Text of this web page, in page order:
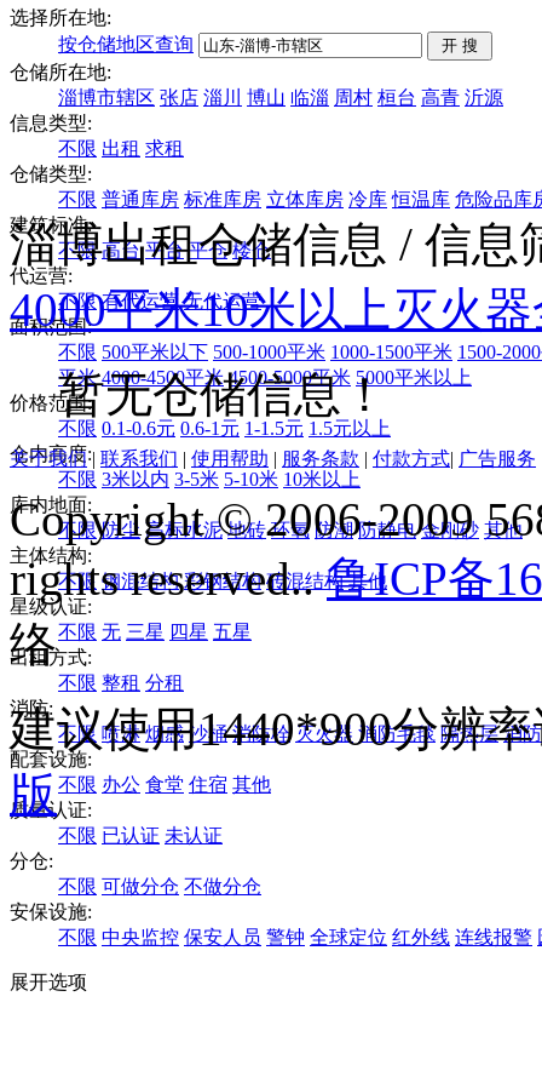
选择所在地:
按仓储地区查询
仓储所在地:
淄博市辖区 张店 淄川 博山 临淄 周村 桓台 高青 沂源
信息类型:
不限 出租 求租
仓储类型:
不限 普通库房 标准库房 立体库房 冷库 恒温库 危险品库
建筑标准:
不限 高台 平台 平仓 楼仓
代运营:
不限 有代运营 无代运营
面积范围:
不限 500平米以下 500-1000平米 1000-1500平米 1500-
平米 4000-4500平米 4500-5000平米 5000平米以上
价格范围:
不限 0.1-0.6元 0.6-1元 1-1.5元 1.5元以上
仓内高度:
不限 3米以内 3-5米 5-10米 10米以上
库内地面:
不限 防尘 高标水泥 地砖 环氧 防潮 防静电 金刚砂 其他
主体结构:
不限 钢混结构 彩钢结构 砖混结构 其他
星级认证:
不限 无 三星 四星 五星
出租方式:
不限 整租 分租
消防:
不限 喷淋 烟感 沙桶 消防栓 灭火器 消防毛毯 隔热层 消
配套设施:
不限 办公 食堂 住宿 其他
质量认证:
不限 已认证 未认证
分仓:
不限 可做分仓 不做分仓
安保设施:
不限 中央监控 保安人员 警钟 全球定位 红外线 连线报警
展开选项
淄博出租仓储信息 / 信息
4000平米10米以上 灭火器
暂无仓储信息！
关于我们| 联系我们 | 使用帮助 | 服务条款 | 付款方式| 广告服务
Copyright © 2006-2009
rights reserved..鲁ICP备
络
建议使用1440*900分辨
版